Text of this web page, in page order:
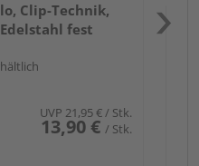
Clip-Technik,
fest
UVP 21,95 €/ Stk.
13,90 € / Stk.